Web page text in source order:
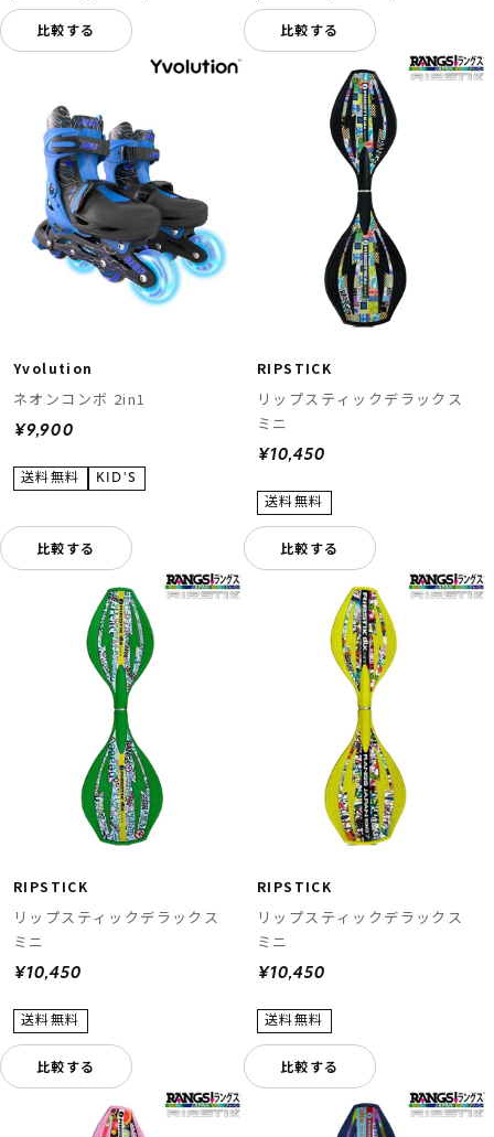
比較する 比較する
Yvolution
ネオンコンボ 2in1
¥9,900
比較する
RIPSTICK
リップスティックデラックス
ミニ
¥10,450
比較する
RIPSTICK
リップスティックデラックス
ミニ
¥10,450
比較する
RIPSTICK
リップスティックデラックス
ミニ
¥10,450
比較する